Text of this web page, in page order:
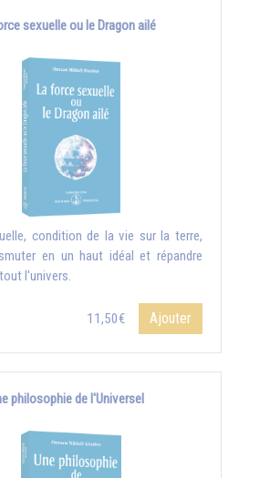
sexuelle ou le Dragon ailé
condition de la vie sur la terre,
en un haut idéal et répandre
l'univers.
11,50€ Ajouter
philosophie de l'Universel